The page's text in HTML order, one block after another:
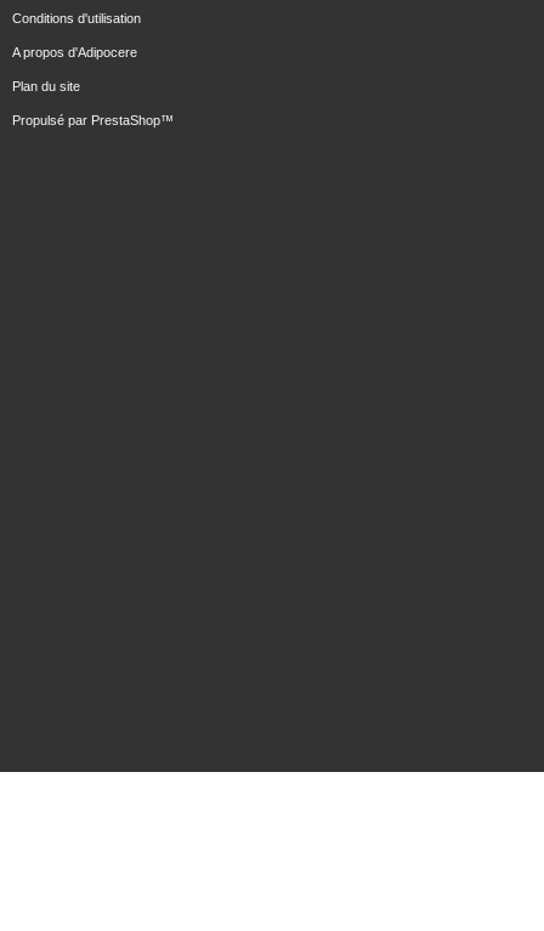
Conditions d'utilisation
A propos d'Adipocere
Plan du site
Propulsé par PrestaShop™